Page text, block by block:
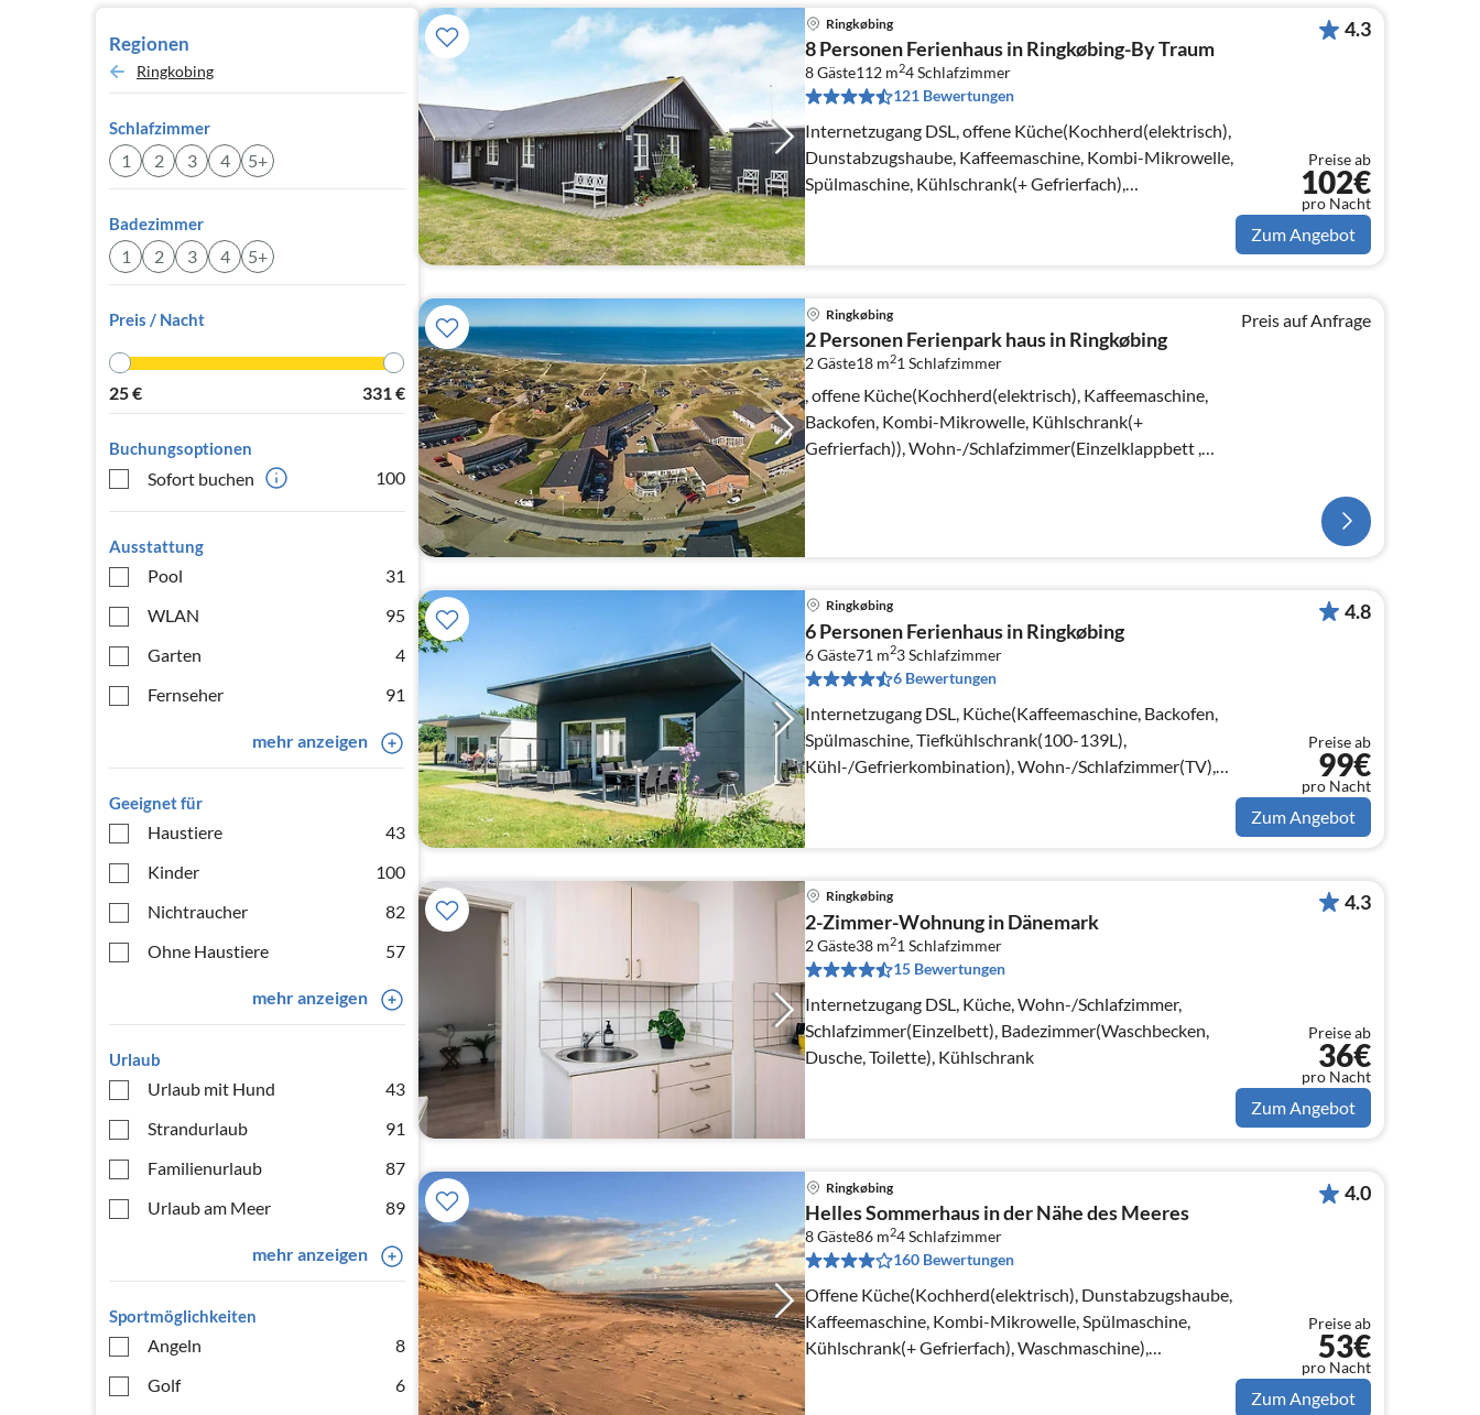
Regionen
Ringkobing
Schlafzimmer
1 2 3 4 5+
Badezimmer
1 2 3 4 5+
Preis / Nacht
25€ 331€
Buchungsoptionen
Sofort buchen 100
Ausstattung
Pool
31
WLAN
95
Garten
4
Fernseher
91
mehr anzeigen
Geeignet für
Haustiere
43
Kinder
100
Nichtraucher
82
Ohne Haustiere
57
mehr anzeigen
Urlaub
Urlaub mit Hund
43
Strandurlaub
91
Familienurlaub
87
Urlaub am Meer
89
mehr anzeigen
Sportmöglichkeiten
Angeln
8
Golf
6
Ringkøbing
8 Personen Ferienhaus in Ringkøbing-By Traum
8 Gäste112 m24Schlafzimmer
121 Bewertungen
Internetzugang DSL, offene Küche(Kochherd(elektrisch),
Dunstabzugshaube, Kaffeemaschine, Kombi-Mikrowelle,
Spülmaschine, Kühlschrank(+ Gefrierfach),
Tiefkühlschrank(60-99L)
4.3
Preise ab
102€
pro Nacht
Zum Angebot
Ringkøbing
2 Personen Ferienpark haus in Ringkøbing
2 Gäste18 m21 Schlafzimmer
, offene Küche(Kochherd(elektrisch), Kaffeemaschine,
Backofen, Kombi-Mikrowelle, Kühlschrank(+
Gefrierfach)), Wohn-/Schlafzimmer(Einzelklappbett ,
Doppelbett, TV(Kabel))
Preis auf Anfrage
Ringkøbing
6 Personen Ferienhaus in Ringkøbing
6 Gäste71 m23Schlafzimmer
6 Bewertungen
Internetzugang DSL, Küche(Kaffeemaschine, Backofen,
Spülmaschine, Tiefkühlschrank(100-139L),
Kühl-/Gefrierkombination), Wohn-/Schlafzimmer(TV),
4.8
Preise ab
99€
pro Nacht
Zum Angebot
Ringkøbing
2-Zimmer-Wohnung in Dänemark
2 Gäste38 m21 Schlafzimmer
15 Bewertungen
Internetzugang DSL, Küche, Wohn-/Schlafzimmer,
Schlafzimmer(Einzelbett), Badezimmer(Waschbecken,
Dusche, Toilette), Kühlschrank
4.3
Preise ab
36€
pro Nacht
Zum Angebot
Ringkøbing
Helles Sommerhaus in der Nähe des Meeres
8 Gäste86 m24Schlafzimmer
160 Bewertungen
Offene Küche(Kochherd(elektrisch), Dunstabzugshaube,
Kaffeemaschine, Kombi-Mikrowelle, Spülmaschine,
Kühlschrank(+ Gefrierfach), Waschmaschine),
4.0
Preise ab
53€
pro Nacht
Zum Angebot